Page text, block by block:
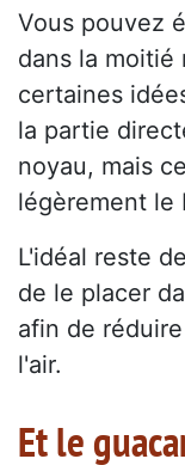
Vous pouvez
dans la moitié
certaines
la partie
noyau, mais
légèrement le
L'idéal reste
de le placer
afin de
l'air.
Et le